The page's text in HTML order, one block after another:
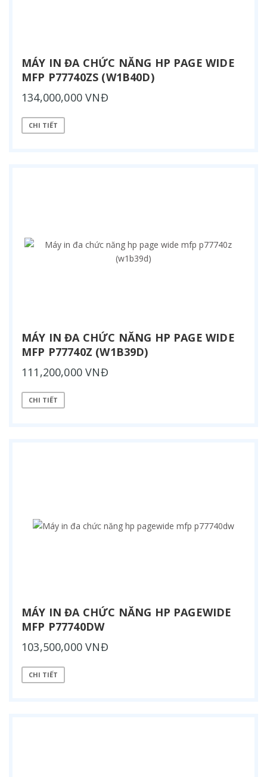
MÁY IN ĐA CHỨC NĂNG HP PAGE WIDE
MFP P77740ZS (W1B40D)
134,000,000 VNĐ
CHI TIẾT
MÁY IN ĐA CHỨC NĂNG HP PAGE WIDE
MFP P77740Z (W1B39D)
111,200,000 VNĐ
CHI TIẾT
MÁY IN ĐA CHỨC NĂNG HP PAGEWIDE
MFP P77740DW
103,500,000 VNĐ
CHI TIẾT